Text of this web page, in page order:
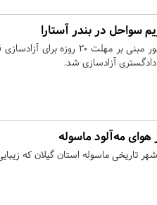
سواحل در بندر آستارا
در پی دستور رئیس جمهور مبنی
دادگستری آزادسازی شد.
مه‌آلود ماسوله
شهر تاریخی ماسوله استان گیلان که